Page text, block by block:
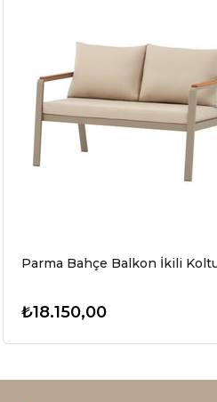
Parma Bahçe Balkon İkili
₺18.150,00